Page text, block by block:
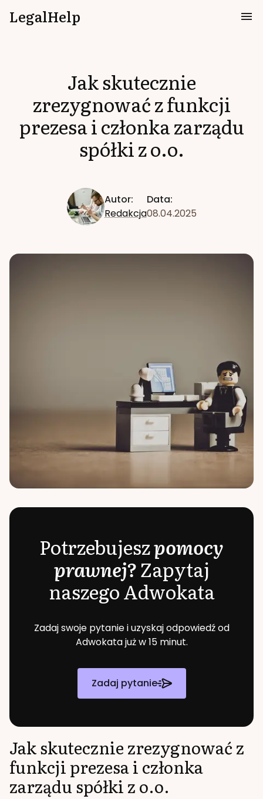
LegalHelp
Jak skutecznie
zrezygnować z funkcji
prezesa i członka zarządu
spółki z o.o.
Autor:
Redakcja
Data:
08.04.2025
Potrzebujeszpomocy
prawnej?Zapytaj
naszego Adwokata
Zadaj swoje pytanie i uzyskaj odpowiedź od
Adwokata już w 15 minut.
Zadaj pytanie
Jak skutecznie zrezygnować z
funkcji prezesa i członka
zarządu spółki z o.o.